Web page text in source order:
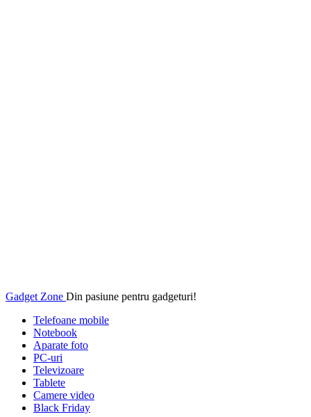
Gadget Zone Din pasiune pentru gadgeturi!
Telefoane mobile
Notebook
Aparate foto
PC-uri
Televizoare
Tablete
Camere video
Black Friday